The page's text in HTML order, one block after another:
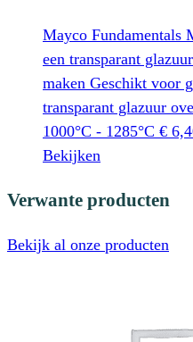
Mayco Fundamentals
een transparant
maken Geschikt voor
transparant glazuur
1000°C - 1285°C €
Bekijken
Verwante producten
Bekijk al onze producten